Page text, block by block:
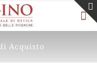
Acquisto